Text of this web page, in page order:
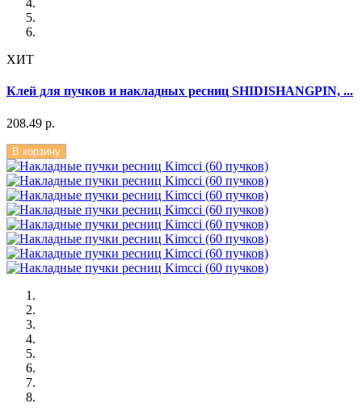
ХИТ
Клей для пучков и накладных ресниц SHIDISHANGPIN, ...
208.49 р.
В корзину